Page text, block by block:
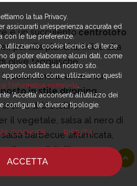
è un succulentocentrolofo
poi alla plancha, infine alla
olive taggiasche
salamandra: amaro su
in stile dripping
di bietoline
il vegetale, salsa al nero di
barbecue affumicata,
di Quiliano
per una testura
baby e crema di limone
la tua Privacy.
assicurarti un’esperienza accurata ed
con le tue preferenze.
utilizziamo cookie tecnici e di terze
di poter elaborare alcuni dati, come
visitate sul nostro sito.
approfondito come utilizziamo questi
l’informativa completa
‘Accetta’ acconsenti all’utilizzo dei
configura le diverse tipologie.
COOKIES RIFIUTA
ACCETTA